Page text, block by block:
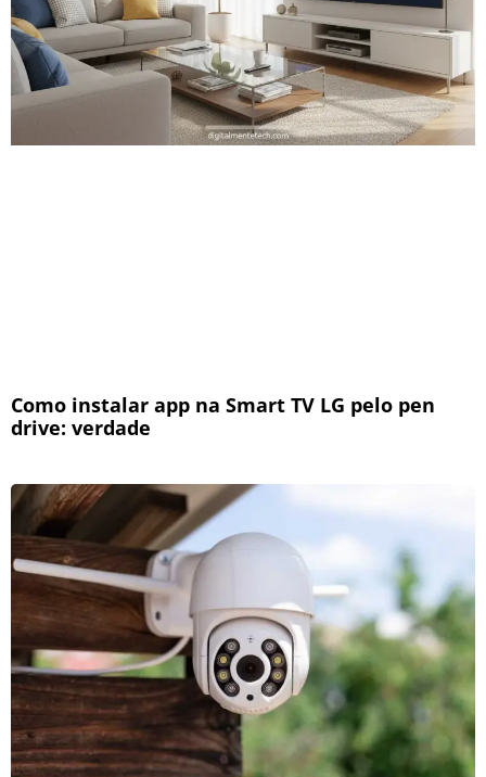
Como instalar app na Smart TV LG pelo pen
drive: verdade